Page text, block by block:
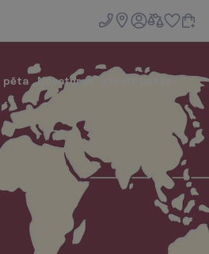
„Novaturas” stratēģiskās